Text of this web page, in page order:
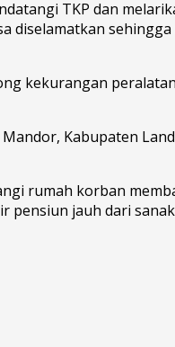
TKP dan
diselamatkan
kekurangan
Kabupaten
rumah korban
jauh dari